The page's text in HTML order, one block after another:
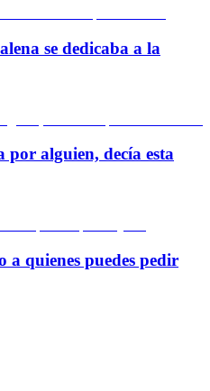
se dedicaba a la
por alguien, decía esta
a quienes puedes pedir